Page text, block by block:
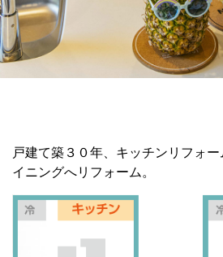
戸建て築３０年、キッチンリフォ
イニングへリフォーム。